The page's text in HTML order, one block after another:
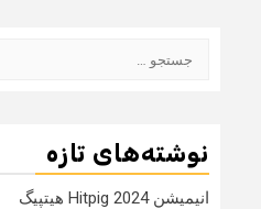
نوشته‌های تازه
انیمیشن Hitpig 2024 هیتپیگ